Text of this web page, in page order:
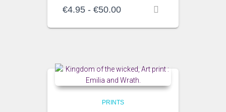
€4.95 - €50.00Rango
precios:
€50.00
PRINTS